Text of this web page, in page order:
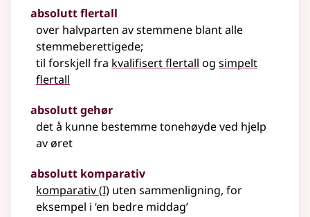
absolutt flertall
over halvparten av stemmene blant alle
stemmeberettigede;
til forskjell fra kvalifisert flertall og simpelt
flertall
absolutt gehør
det å kunne bestemme tonehøyde ved hjelp
av øret
absolutt komparativ
komparativ(1
I) uten sammenligning, for
eksempel i ‘en bedre middag’